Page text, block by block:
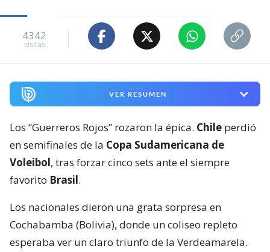
4342
visitas
VER RESUMEN
Los “Guerreros Rojos” rozaron la épica. Chile perdió
en semifinales de la Copa Sudamericana de
Voleibol, tras forzar cinco sets ante el siempre
favorito Brasil.
Los nacionales dieron una grata sorpresa en
Cochabamba (Bolivia), donde un coliseo repleto
esperaba ver un claro triunfo de la Verdeamarela.